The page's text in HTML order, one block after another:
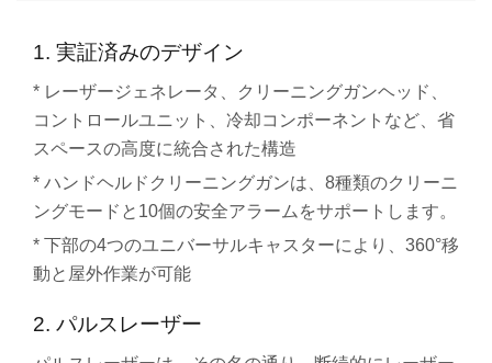
1. 実証済みのデザイン
* レーザージェネレータ、クリーニングガンヘッド、
コントロールユニット、冷却コンポーネントなど、省
スペースの高度に統合された構造
* ハンドヘルドクリーニングガンは、8種類のクリーニ
ングモードと10個の安全アラームをサポートします。
* 下部の4つのユニバーサルキャスターにより、360°移
動と屋外作業が可能
2. パルスレーザー